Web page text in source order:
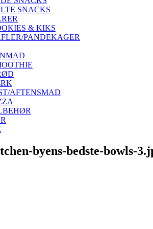
SNACKS
& KIKS
PANDEKAGER
AFTENSMAD
byens-bedste-bowls-